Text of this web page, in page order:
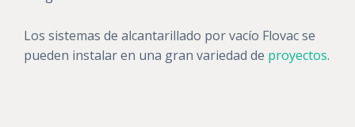
Los sistemas de alcantarillado por vacío Flovac se
pueden instalar en una gran variedad de proyectos.